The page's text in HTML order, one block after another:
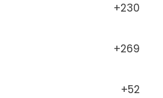
+230
+269
+52